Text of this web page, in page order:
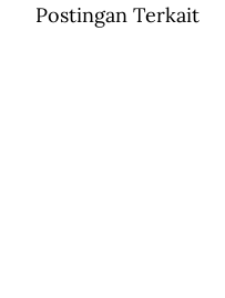
Postingan Terkait